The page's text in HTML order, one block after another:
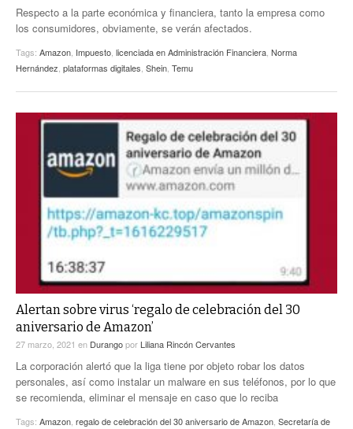
Respecto a la parte económica y financiera, tanto la empresa como
los consumidores, obviamente, se verán afectados.
Tags: Amazon Impuesto licenciada en Administración Financiera Norma
Hernández plataformas digitales Shein Temu
Alertan sobre virus ‘regalo de celebración del 30
aniversario de Amazon’
27 marzo, 2021 en Durangopor Liliana Rincón Cervantes
La corporación alertó que la liga tiene por objeto robar los datos
personales, así como instalar un malware en sus teléfonos, por lo que
se recomienda, eliminar el mensaje en caso que lo reciba
Tags: Amazon regalo de celebración del 30 aniversario de Amazon Secretaría de